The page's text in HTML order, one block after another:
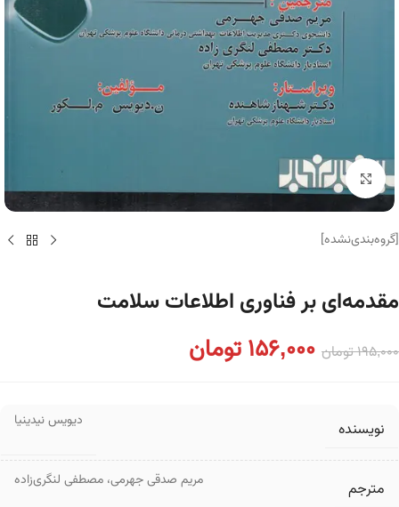
برای بزرگنمایی کلیک کنید
[گروه‌بندی‌نشده]
مقدمه‌ای بر فناوری اطلاعات سلامت
195,000تومان 156,000تومان
نویسنده دیویس نیدینیا
مترجم مریم صدقی جهرمی، مصطفی لنگری‌زاده